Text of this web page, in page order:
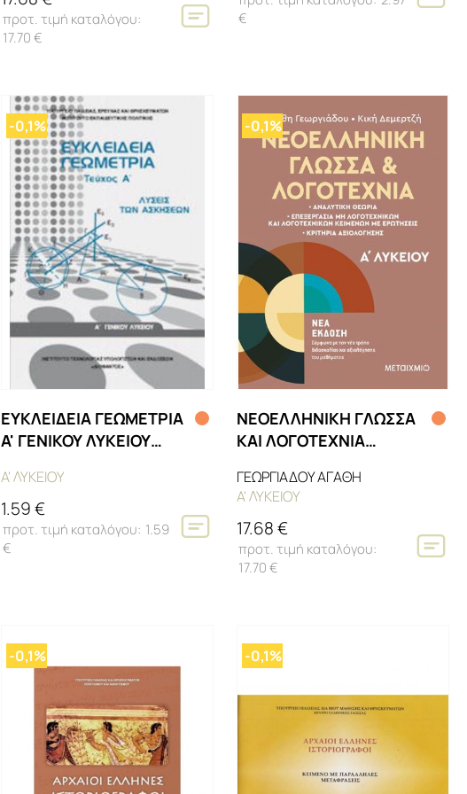
17.70 €
€
-0,1%
ΕΥΚΛΕΙΔΕΙΑ ΓΕΩΜΕΤΡΙΑ
Α' ΓΕΝΙΚΟΥ ΛΥΚΕΙΟΥ
Α' ΛΥΚΕΙΟΥ
1.59 €
1.59
€
-0,1%
ΝΕΟΕΛΛΗΝΙΚΗ ΓΛΩΣΣΑ
ΚΑΙ ΛΟΓΟΤΕΧΝΙΑ
ΓΕΩΡΓΙΑΔΟΥ ΑΓΑΘΗ
Α' ΛΥΚΕΙΟΥ
17.68 €
17.70 €
-0,1% -0,1%